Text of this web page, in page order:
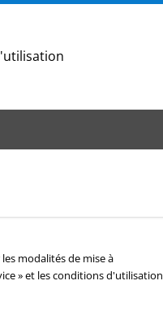
modalités de mise à
» et les conditions d'utilisation